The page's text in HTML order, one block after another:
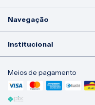
Navegação
Institucional
Meios de pagamento